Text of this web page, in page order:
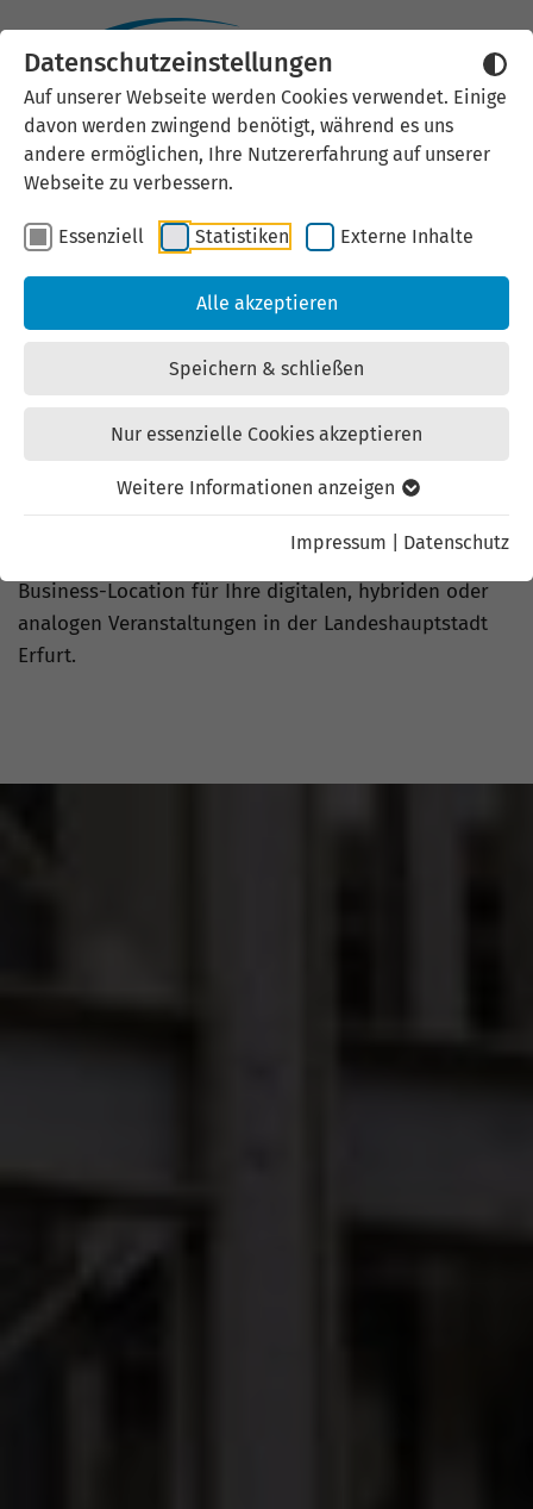
Datenschutzeinstellungen
Auf unserer Webseite werden Cookies verwendet. Einige
davon werden zwingend benötigt, während es uns
andere ermöglichen, Ihre Nutzererfahrung auf unserer
Webseite zu verbessern.
Essenziell Statistiken Externe Inhalte
Alle akzeptieren
Speichern & schließen
Nur essenzielle Cookies akzeptieren
Weitere Informationen anzeigen
Impressum Datenschutz
COMCENTER Brühl
Unsere Erfurter Business-Location!
Kommunikation, Präsentation, Inspiration und
Meeting
oder
Fachmesse – das COMCENTER Brühl ist die perfekte
Business-Location für Ihre digitalen, hybriden oder
analogen Veranstaltungen in der Landeshauptstadt
Erfurt.